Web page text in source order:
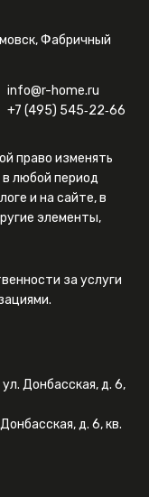
Фабричный
info@r-home.ru
+7 (495) 545‑22‑66
право изменять
любой период
и на сайте, в
элементы,
за услуги
Донбасская, д. 6,
д. 6, кв.